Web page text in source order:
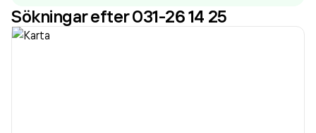
(2025).
Sökningar efter 031-26 14 25